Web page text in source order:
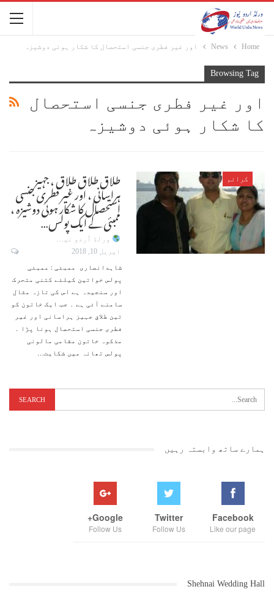
Home
News اور غیر فطری جنسی استحصال کا شکار ہوئی دوشیزہ
Browsing Tag
اور غیر فطری جنسی استحصال
کا شکار ہوئی دوشیزہ
کرائم طلاق طلاق طلاق ، جہیز
ہراسانی ، اور غیر فطری جنسی
استحصال کا شکار ہوئی دوشیزہ ،
ممبئی کے ایک پولس…
ورلڈ اُردو نیوز
اپریل 10, 2018
شاہدانصاری ممبئی : ممبئی
پولس خواتین کیلئے کتنی متحرک
اور سنجیدہ ہے اس کی تازہ مثال
سامنے آئی ہے ۔ جب ایک خاتون کو
تین طلاق جہیز ہراسانی اور غیر
فطری جنسی استحصال ہونا پڑا ۔
مذکوہ خاتون مقامی مالونی
پولس تھانہ میں شکایت…
ہمارے ساتھ وابستہ رہیں
Facebook
Like our page
Twitter
Follow Us
Google+
Follow Us
Shehnai Wedding Hall